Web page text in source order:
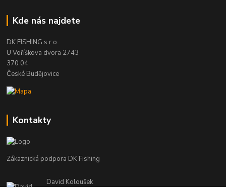
Kde nás najdete
DK FISHING s.r.o.
U Voříškova dvora 2743
370 04
České Budějovice
Kontakty
Zákaznická podpora DK Fishing
David Koloušek